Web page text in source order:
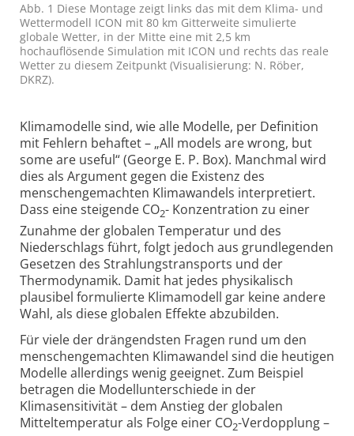
Abb. 1 Diese Montage zeigt links das mit dem Klima- und
Wettermodell ICON mit 80 km Gitterweite simulierte
globale Wetter, in der Mitte eine mit 2,5 km
hochauflösende Simulation mit ICON und rechts das reale
Wetter zu diesem Zeitpunkt (Visualisierung: N. Röber,
DKRZ).
Klimamodelle sind, wie alle Modelle, per Definition
mit Fehlern behaftet – „All models are wrong, but
some are useful“ (George E. P. Box). Manchmal wird
dies als Argument gegen die Existenz des
menschengemachten Klimawandels interpretiert.
Dass eine steigende CO2- Konzentration zu einer
Zunahme der globalen Temperatur und des
Niederschlags führt, folgt jedoch aus grundlegenden
Gesetzen des Strahlungstransports und der
Thermodynamik. Damit hat jedes physikalisch
plausibel formulierte Klimamodell gar keine andere
Wahl, als diese globalen Effekte abzubilden.
Für viele der drängendsten Fragen rund um den
menschengemachten Klimawandel sind die heutigen
Modelle allerdings wenig geeignet. Zum Beispiel
betragen die Modellunterschiede in der
Klimasensitivität – dem Anstieg der globalen
Mitteltemperatur als Folge einer CO2-Verdopplung –